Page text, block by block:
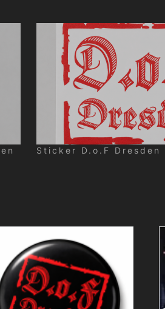
Sticker D.o.F Dresden